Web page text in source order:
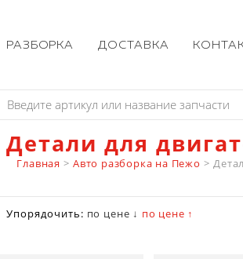
РАЗБОРКА ДОСТАВКА
Детали для
Главная > Авто разборка на Пежо >
Упорядочить: по цене ↓ по цене ↑